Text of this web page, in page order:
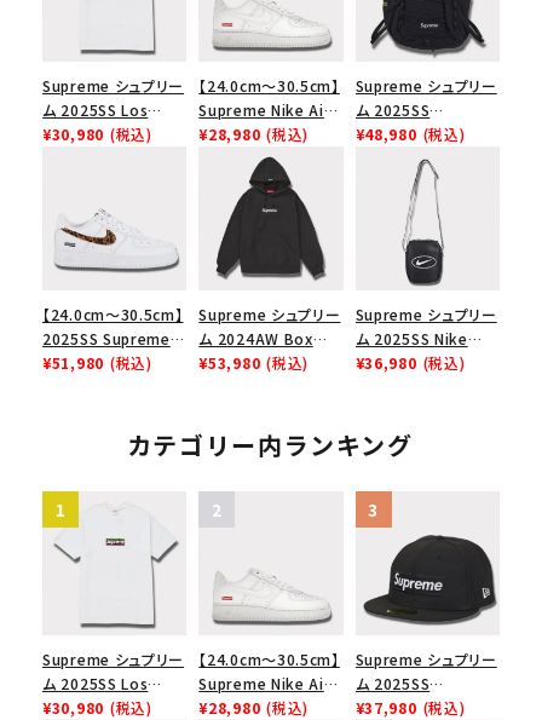
Supreme シュプリー
ム 2025SS Los
Angeles Fire Relief
スロゴTシャツ ホワ
イト 白
¥30,980 (税込)
【24.0cm～30.5cm】
Supreme Nike Air
Force 1 Low シュプ
リーム ナイキエアフォ
ース１スニーカー シ
ューズ ホワイト
¥28,980 (税込)
Supreme シュプリー
ム 2025SS
Backpack バックパッ
ク ブラック 黒
¥48,980 (税込)
【24.0cm～30.5cm】
2025SS Supreme
GOODENOUGH
ムグッドイナフ ナイキ
エアフォース１スニー
¥51,980 (税込)
Supreme シュプリー
ム 2024AW Box
Logo Hooded
ブラック 黒
¥53,980 (税込)
Supreme シュプリー
ム 2025SS Nike
Leather Shoulder
ク 黒
¥36,980 (税込)
カテゴリー内ランキング
Supreme シュプリー
ム 2025SS Los
Angeles Fire Relief
¥30,980 (税込)
【24.0cm～30.5cm】
Supreme Nike Air
Force 1 Low シュプ
¥28,980 (税込)
Supreme シュプリー
ム 2025SS
Championship Box
¥37,980 (税込)